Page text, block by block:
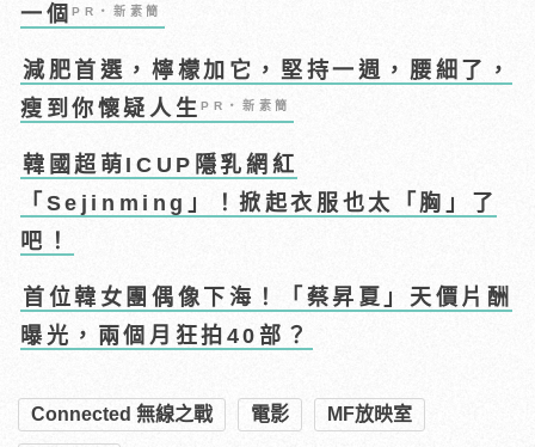
一個PR・新素簡
減肥首選，檸檬加它，堅持一週，腰細了，
瘦到你懷疑人生PR・新素簡
韓國超萌ICUP隱乳網紅
「Sejinming」！掀起衣服也太「胸」了
吧！
首位韓女團偶像下海！「蔡昇夏」天價片酬
曝光，兩個月狂拍40部？
Connected 無線之戰 電影 MF放映室